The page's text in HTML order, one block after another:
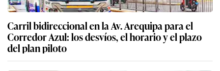
Carril bidireccional en la Av. Arequipa para el
Corredor Azul: los desvíos, el horario y el plazo
del plan piloto